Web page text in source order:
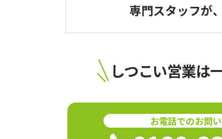
専門スタッフが
しつこい営業は
お電話でのお問